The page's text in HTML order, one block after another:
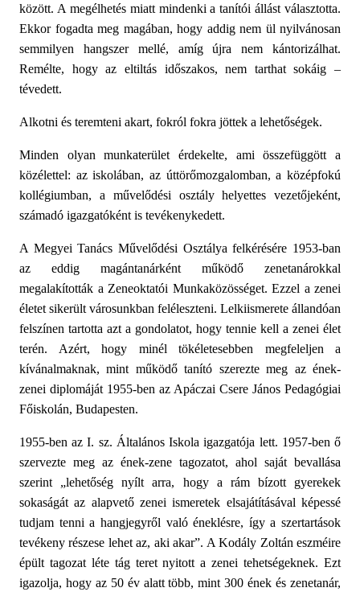
között. A megélhetés miatt mindenki a tanítói állást választotta.
Ekkor fogadta meg magában, hogy addig nem ül nyilvánosan
semmilyen hangszer mellé, amíg újra nem kántorizálhat.
Remélte, hogy az eltiltás időszakos, nem tarthat sokáig –
tévedett.
Alkotni és teremteni akart, fokról fokra jöttek a lehetőségek.
Minden olyan munkaterület érdekelte, ami összefüggött a
közélettel: az iskolában, az úttörőmozgalomban, a középfokú
kollégiumban, a
művelődési osztály helyettes vezetőjeként,
számadó igazgatóként is tevékenykedett.
A Megyei Tanács Művelődési Osztálya felkérésére 1953-ban
az eddig magántanárként működő zenetanárokkal
megalakították a Zeneoktatói Munkaközösséget. Ezzel a zenei
életet sikerült városunkban feléleszteni. Lelkiismerete állandóan
felszínen tartotta azt a gondolatot, hogy tennie kell a zenei élet
terén. Azért, hogy minél tökéletesebben megfeleljen a
kívánalmaknak, mint működő tanító szerezte meg az ének-
zenei diplomáját 1955-ben az Apáczai Csere János Pedagógiai
Főiskolán, Budapesten.
1955-ben az I. sz. Általános Iskola igazgatója lett. 1957-ben ő
szervezte meg az ének-zene tagozatot, ahol saját bevallása
szerint „lehetőség nyílt arra, hogy a rám bízott gyerekek
sokaságát az alapvető zenei ismeretek elsajátításával képessé
tudjam tenni a hangjegyről való éneklésre, így a szertartások
tevékeny részese lehet az, aki akar”. A Kodály Zoltán eszméire
épült tagozat léte tág teret nyitott a zenei tehetségeknek. Ezt
igazolja, hogy az 50 év alatt több, mint 300 ének és zenetanár,